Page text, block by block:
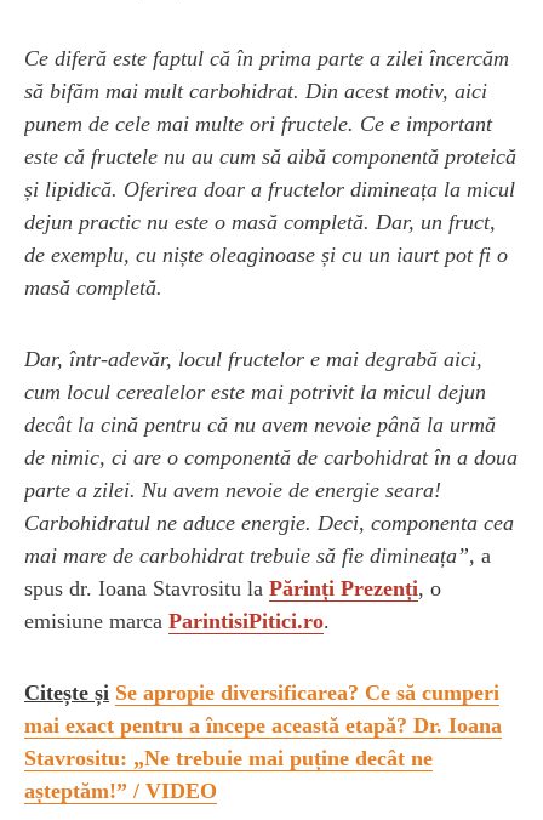
Ce diferă este faptul că în prima parte a zilei încercăm
să bifăm mai mult carbohidrat. Din acest motiv, aici
punem de cele mai multe ori fructele. Ce e important
este că fructele nu au cum să aibă componentă proteică
și lipidică. Oferirea doar a fructelor dimineața la micul
dejun practic nu este o masă completă. Dar, un fruct,
de exemplu, cu niște oleaginoase și cu un iaurt pot fi o
masă completă.
Dar, într-adevăr, locul fructelor e mai degrabă aici,
cum locul cerealelor este mai potrivit la micul dejun
decât la cină pentru că nu avem nevoie până la urmă
de nimic, ci are o componentă de carbohidrat în a doua
parte a zilei. Nu avem nevoie de energie seara!
Carbohidratul ne aduce energie. Deci, componenta cea
mai mare de carbohidrat trebuie să fie dimineața”, a
spus dr. Ioana Stavrositu la Părinți Prezenți, o
emisiune marca ParintisiPitici.ro.
Citește și Se apropie diversificarea? Ce să cumperi
mai exact pentru a începe această etapă? Dr. Ioana
Stavrositu: „Ne trebuie mai puține decât ne
așteptăm!” / VIDEO